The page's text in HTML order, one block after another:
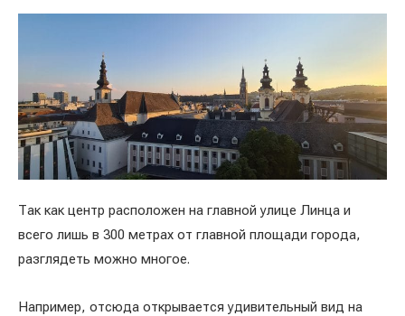
Так как центр расположен на главной улице Линца и
всего лишь в 300 метрах от главной площади города,
разглядеть можно многое.
Например, отсюда открывается удивительный вид на